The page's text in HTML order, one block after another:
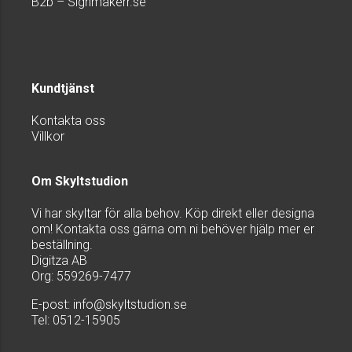
Kundtjänst
Kontakta oss
Villkor
Om Skyltstudion
Vi har skyltar för alla behov. Köp direkt eller designa
om! Kontakta oss gärna om ni behöver hjälp mer er
beställning.
Digitza AB
Org: 559269-7477
E-post: info@skyltstudion.se
Tel: 0512-15905